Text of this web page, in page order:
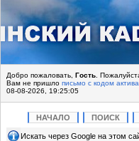
Добро пожаловать, Гость .
Вам не пришло письмо с кодом
08-08-2026, 19:25:05
НАЧАЛО ПОИСК
Искать через Google на этом